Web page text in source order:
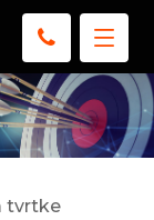
tvrtke